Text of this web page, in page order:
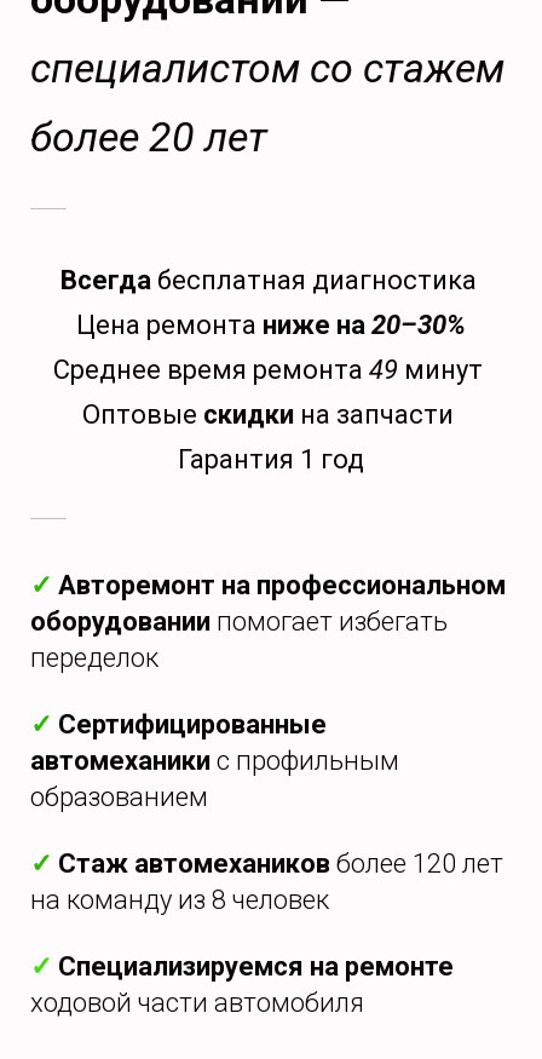
специалистом со стажем
более 20 лет
Всегдабесплатная диагностика
Цена ремонта ниже на 20–30%
Среднее время ремонта 49 минут
Оптовые скидки на запчасти
Гарантия 1 год
✓ Авторемонт на профессиональном
оборудовании помогает избегать
переделок
✓ Сертифицированные
автомеханики с профильным
образованием
✓ Стаж автомехаников более 120 лет
на команду из 8 человек
✓ Специализируемся на ремонте
ходовой части автомобиля